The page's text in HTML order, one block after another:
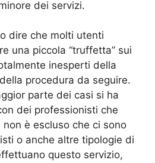
dei servizi.
dire che molti utenti
una piccola “truffetta” sui
inesperti della
procedura da seguire.
parte dei casi si ha
dei professionisti che
è escluso che ci sono
o anche altre tipologie di
questo servizio,